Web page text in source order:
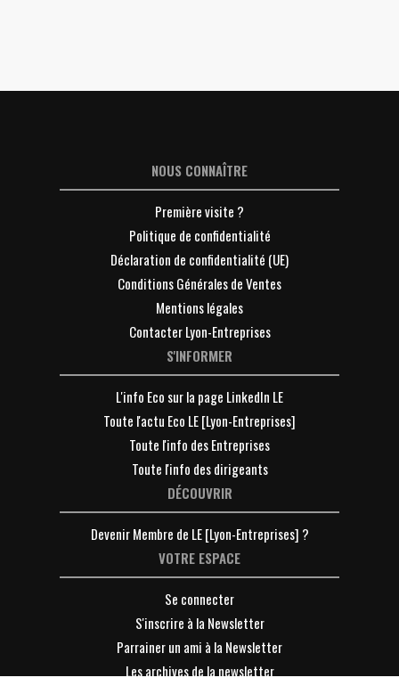
NOUS CONNAÎTRE
Première visite ?
Politique de confidentialité
Déclaration de confidentialité (UE)
Conditions Générales de Ventes
Mentions légales
Contacter Lyon-Entreprises
S'INFORMER
L'info Eco sur la page LinkedIn LE
Toute l'actu Eco LE [Lyon-Entreprises]
Toute l'info des Entreprises
Toute l'info des dirigeants
DÉCOUVRIR
Devenir Membre de LE [Lyon-Entreprises] ?
VOTRE ESPACE
Se connecter
S'inscrire à la Newsletter
Parrainer un ami à la Newsletter
Les archives de la newsletter